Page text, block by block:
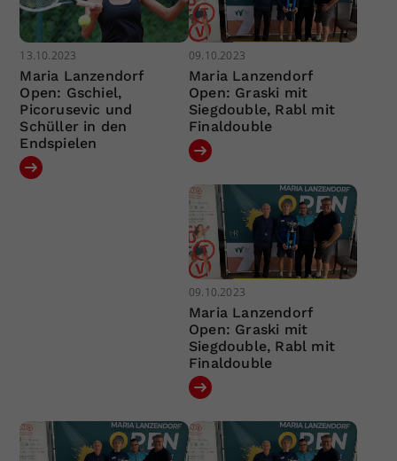
13.10.2023
Maria Lanzendorf
Open: Gschiel,
Picorusevic und
Schüller in den
Endspielen
09.10.2023
Maria Lanzendorf
Open: Graski mit
Siegdouble, Rabl mit
Finaldouble
09.10.2023
Maria Lanzendorf
Open: Graski mit
Siegdouble, Rabl mit
Finaldouble